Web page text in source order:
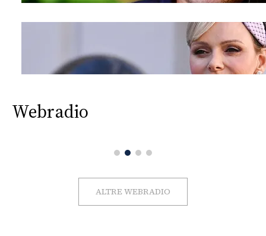
Webradio
ALTRE WEBRADIO